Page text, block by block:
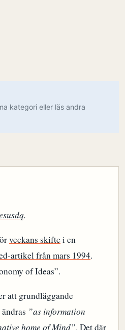
.
veckans skiftei en
artikel från mars 1994.
of Ideas”.
att grundläggande
”as information
home of Mind”. Det där
kategori eller läs andra